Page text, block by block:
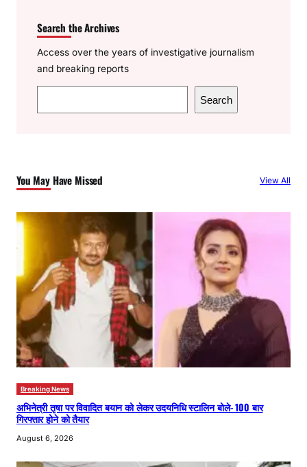
Search the Archives
Access over the years of investigative journalism
and breaking reports
e
h
Search
You May Have Missed View All
Breaking News
अभिनेत्री तृषा पर विवादित बयान को लेकर उदयनिधि स्टालिन बोले- 100 बार
गिरफ्तार होने को तैयार
August 6, 2026